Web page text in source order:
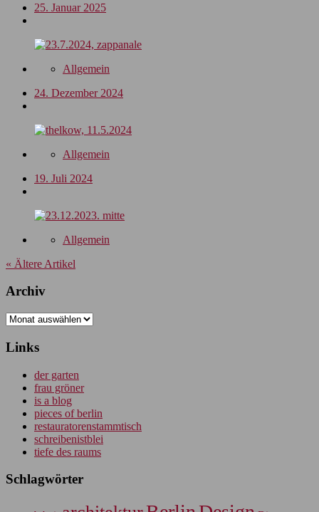
25. Januar 2025
Allgemein
24. Dezember 2024
Allgemein
19. Juli 2024
Allgemein
« Ältere Artikel
Archiv
Archiv
Links
der garten
frau gröner
is a blog
pieces of berlin
restauratorenstammtisch
schreibenistblei
tiefe des raums
Schlagwörter